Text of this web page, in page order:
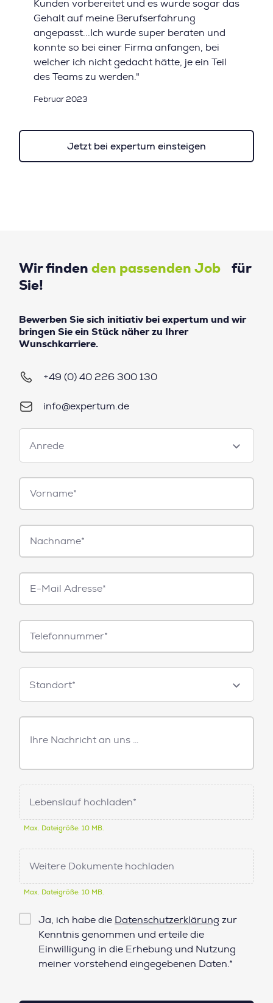
Kunden vorbereitet und es wurde sogar das
Gehalt auf meine Berufserfahrung
angepasst...Ich wurde super beraten und
konnte so bei einer Firma anfangen, bei
welcher ich nicht gedacht hätte, je ein Teil
des Teams zu werden."
Februar 2023
Jetzt bei expertum einsteigen
Wir finden den passenden Job für
Sie!
Bewerben Sie sich initiativ bei expertum und wir
bringen Sie ein Stück näher zu Ihrer
Wunschkarriere.
+49 (0) 40 226 300 130
info@expertum.de
Anrede
Anrede
Vorname*
Nachname*
E-
Mail*
Telefonnummer
Standorte
Standort*
Freitext
Nachricht
Lebenslauf hochladen*
Max. Dateigröße: 10 MB.
Weitere Dokumente hochladen
Max. Dateigröße: 10 MB.
Checkbox
Datenschutz*
Ja, ich habe die Datenschutzerklärung zur
Kenntnis genommen und erteile die
Einwilligung in die Erhebung und Nutzung
meiner vorstehend eingegebenen Daten.*